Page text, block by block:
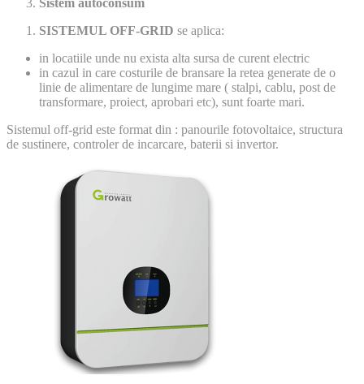
Sistem autoconsum
SISTEMUL OFF-GRID se aplica:
in locatiile unde nu exista alta sursa de curent electric
in cazul in care costurile de bransare la retea generate de o
linie de alimentare de lungime mare ( stalpi, cablu, post de
transformare, proiect, aprobari etc), sunt foarte mari.
Sistemul off-grid este format din : panourile fotovoltaice, structura
de sustinere, controler de incarcare, baterii si invertor.